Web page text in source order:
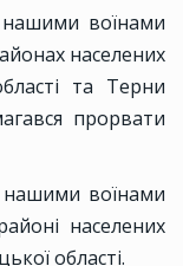
нашими воїнами
населених
та Терни
прорвати
нашими воїнами
населених
області.